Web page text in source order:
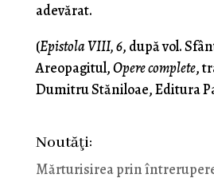
adevărat.
(Epistola VIII, 6, după vol.
Areopagitul,Opere complete,
Dumitru Stăniloae, Editura
Noutăţi:
Mărturisirea prin